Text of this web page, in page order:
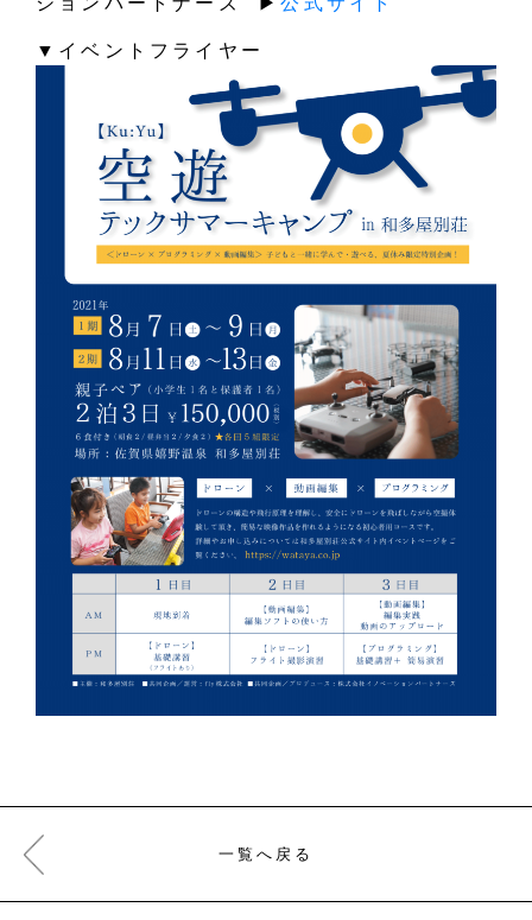
▼イベントフライヤー
一覧へ戻る